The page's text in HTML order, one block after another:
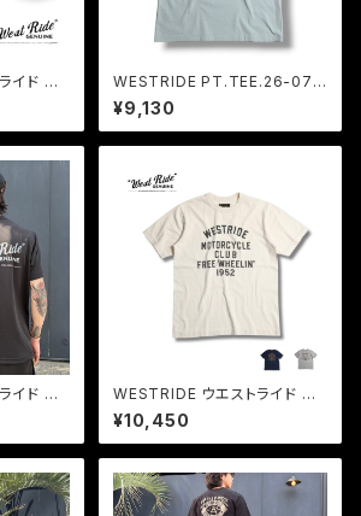
イド CO
ース U
WESTRIDE PT.TEE.26-07
Tシャツ ヘビーウェイトコットン
レースフライヤー 水性プリント
メンズ
¥9,130
イド ビ
ツ ポー
TEE-1:
WESTRIDE ウエストライド ビ
ンテージボディーTシャツ VIN
TAGE PRINT TEE
¥10,450